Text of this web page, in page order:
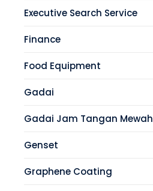
Executive Search Service
Finance
Food Equipment
Gadai
Gadai Jam Tangan Mewah
Genset
Graphene Coating